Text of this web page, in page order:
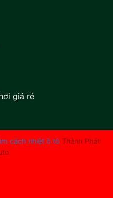
giá rẻ
cách nhiệt ô tô Thành Phát